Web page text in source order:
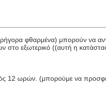
φθαρμένα) μπορούν να
στο εξωτερικό ((αυτή η
12 ωρών. (μπορούμε να